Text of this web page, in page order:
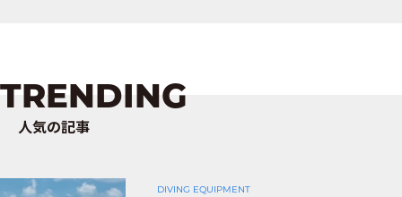
TRENDING
人気の記事
DIVING EQUIPMENT